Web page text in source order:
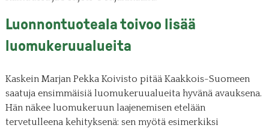
Luonnontuoteala toivoo lisää
luomukeruualueita
Kaskein Marjan Pekka Koivisto pitää Kaakkois-Suomeen
saatuja ensimmäisiä luomukeruualueita hyvänä avauksena.
Hän näkee luomukeruun laajenemisen etelään
tervetulleena kehityksenä: sen myötä esimerkiksi